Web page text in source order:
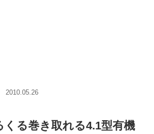
2010.05.26
くる巻き取れる4.1型有機